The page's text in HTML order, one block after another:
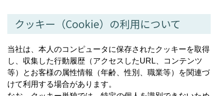
クッキー（Cookie）の利用について
当社は、本人のコンピュータに保存されたクッキーを取得
し、収集した行動履歴（アクセスしたURL、コンテンツ
等）とお客様の属性情報（年齢、性別、職業等）を関連づ
けて利用する場合があります。